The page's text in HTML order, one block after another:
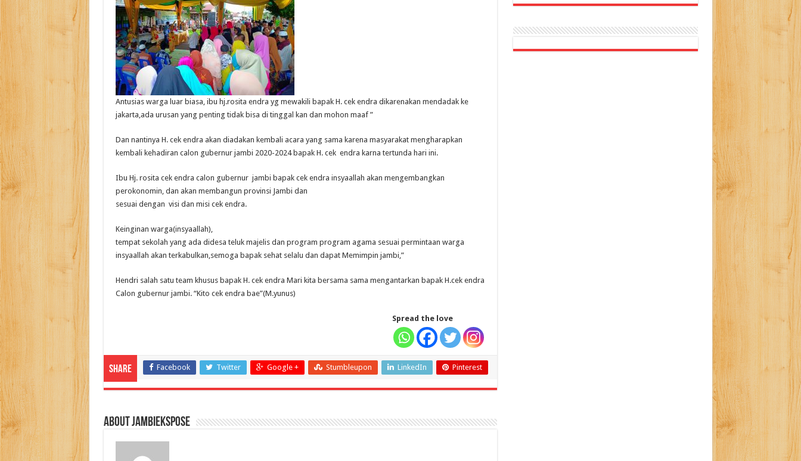
Antusias warga luar biasa, ibu hj.rosita endra yg mewakili bapak H. cek endra dikarenakan mendadak ke
jakarta,ada urusan yang penting tidak bisa di tinggal kan dan mohon maaf ”
Dan nantinya H. cek endra akan diadakan kembali acara yang sama karena masyarakat mengharapkan
kembali kehadiran calon gubernur jambi 2020-2024 bapak H. cek endra karna tertunda hari ini.
Ibu Hj. rosita cek endra calon gubernur jambi bapak cek endra insyaallah akan mengembangkan
perokonomin, dan akan membangun provinsi Jambi dan
sesuai dengan visi dan misi cek endra.
Keinginan warga(insyaallah),
tempat sekolah yang ada didesa teluk majelis dan program program agama sesuai permintaan warga
insyaallah akan terkabulkan,semoga bapak sehat selalu dan dapat Memimpin jambi,”
Hendri salah satu team khusus bapak H. cek endra Mari kita bersama sama mengantarkan bapak H.cek endra
Calon gubernur jambi. “Kito cek endra bae”(M.yunus)
Spread the love
Share Facebook Twitter Google + Stumbleupon LinkedIn Pinterest
About jambiekspose